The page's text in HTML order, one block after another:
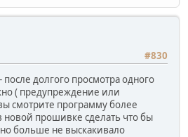
#830
долгого просмотра одного
( предупреждение или
смотрите программу более
новой прошивке сделать что бы
больше не выскакивало